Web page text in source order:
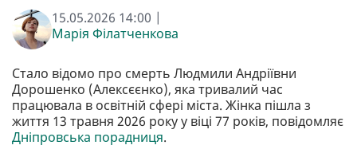
15.05.2026 14:00 |
Марія Філатченкова
Стало відомо про смерть Людмили Андріївни
Дорошенко (Алексєєнко), яка тривалий час
працювала в освітній сфері міста. Жінка пішла з
життя 13 травня 2026 року у віці 77 років, повідомляє
Дніпровська порадниця.